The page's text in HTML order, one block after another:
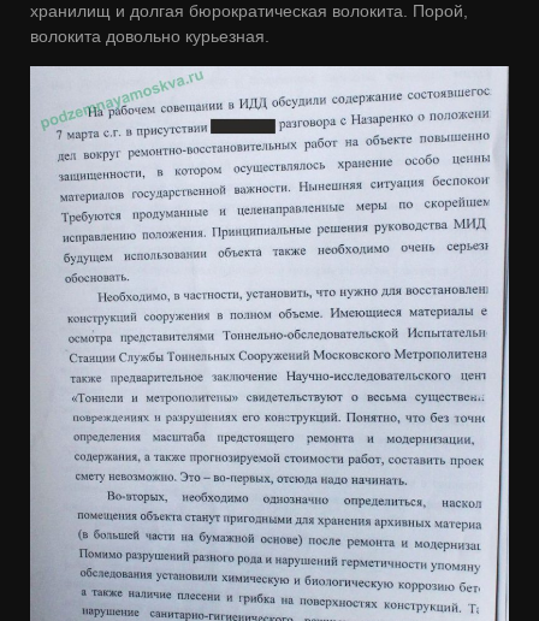
хранилищ и долгая бюрократическая волокита. Порой,
волокита довольно курьезная.